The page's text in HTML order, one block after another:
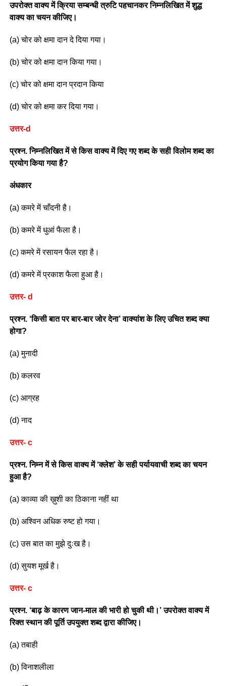
उपरोक्त वाक्य में क्रिया सम्बन्धी त्रुटि पहचानकर निम्नलिखित में शुद्ध
वाक्य का चयन कीजिए।
(a) चोर को क्षमा दान दे दिया गया।
(b) चोर को क्षमा दान किया गया।
(c) चोर को क्षमा दान प्रदान किया
(d) चोर को क्षमा कर दिया गया।
उत्तर-d
प्रश्न. निम्नलिखित में से किस वाक्य में दिए गए शब्द के सही विलोम शब्द का
प्रयोग किया गया है?
अंधकार
(a) कमरे में चाँदनी है।
(b) कमरे में धुआं फैला है।
(c) कमरे में रसायन फैल रहा है।
(d) कमरे में प्रकाश फैला हुआ है।
उत्तर- d
प्रश्न. ‘किसी बात पर बार-बार जोर देना’ वाक्यांश के लिए उचित शब्द क्या
होगा?
(a) मुनादी
(b) कलरव
(c) आग्रह
(d) नाद
उत्तर- c
प्रश्न. निम्न में से किस वाक्य में ‘क्लेश’ के सही पर्यायवाची शब्द का चयन
हुआ है?
(a) काव्या की ख़ुशी का ठिकाना नहीं था
(b) अश्विन अधिक रुष्ट हो गया।
(c) उस बात का मुझे दुःख है।
(d) सुयश मूर्ख है।
उत्तर- c
प्रश्न. ‘बाढ़ के कारण जान-माल की भारी हो चुकी थी।’ उपरोक्त वाक्य में
रिक्त स्थान की पूर्ति उपयुक्त शब्द द्वारा कीजिए।
(a) तबाही
(b) विनाशलीला